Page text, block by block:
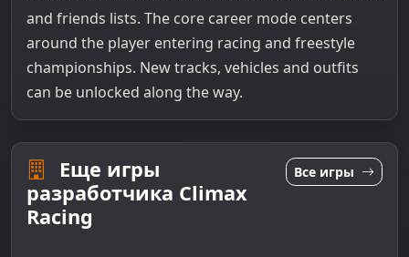
and friends lists. The core career mode centers
around the player entering racing and freestyle
championships. New tracks, vehicles and outfits
can be unlocked along the way.
Еще игры
разработчика Climax
Racing
Все игры